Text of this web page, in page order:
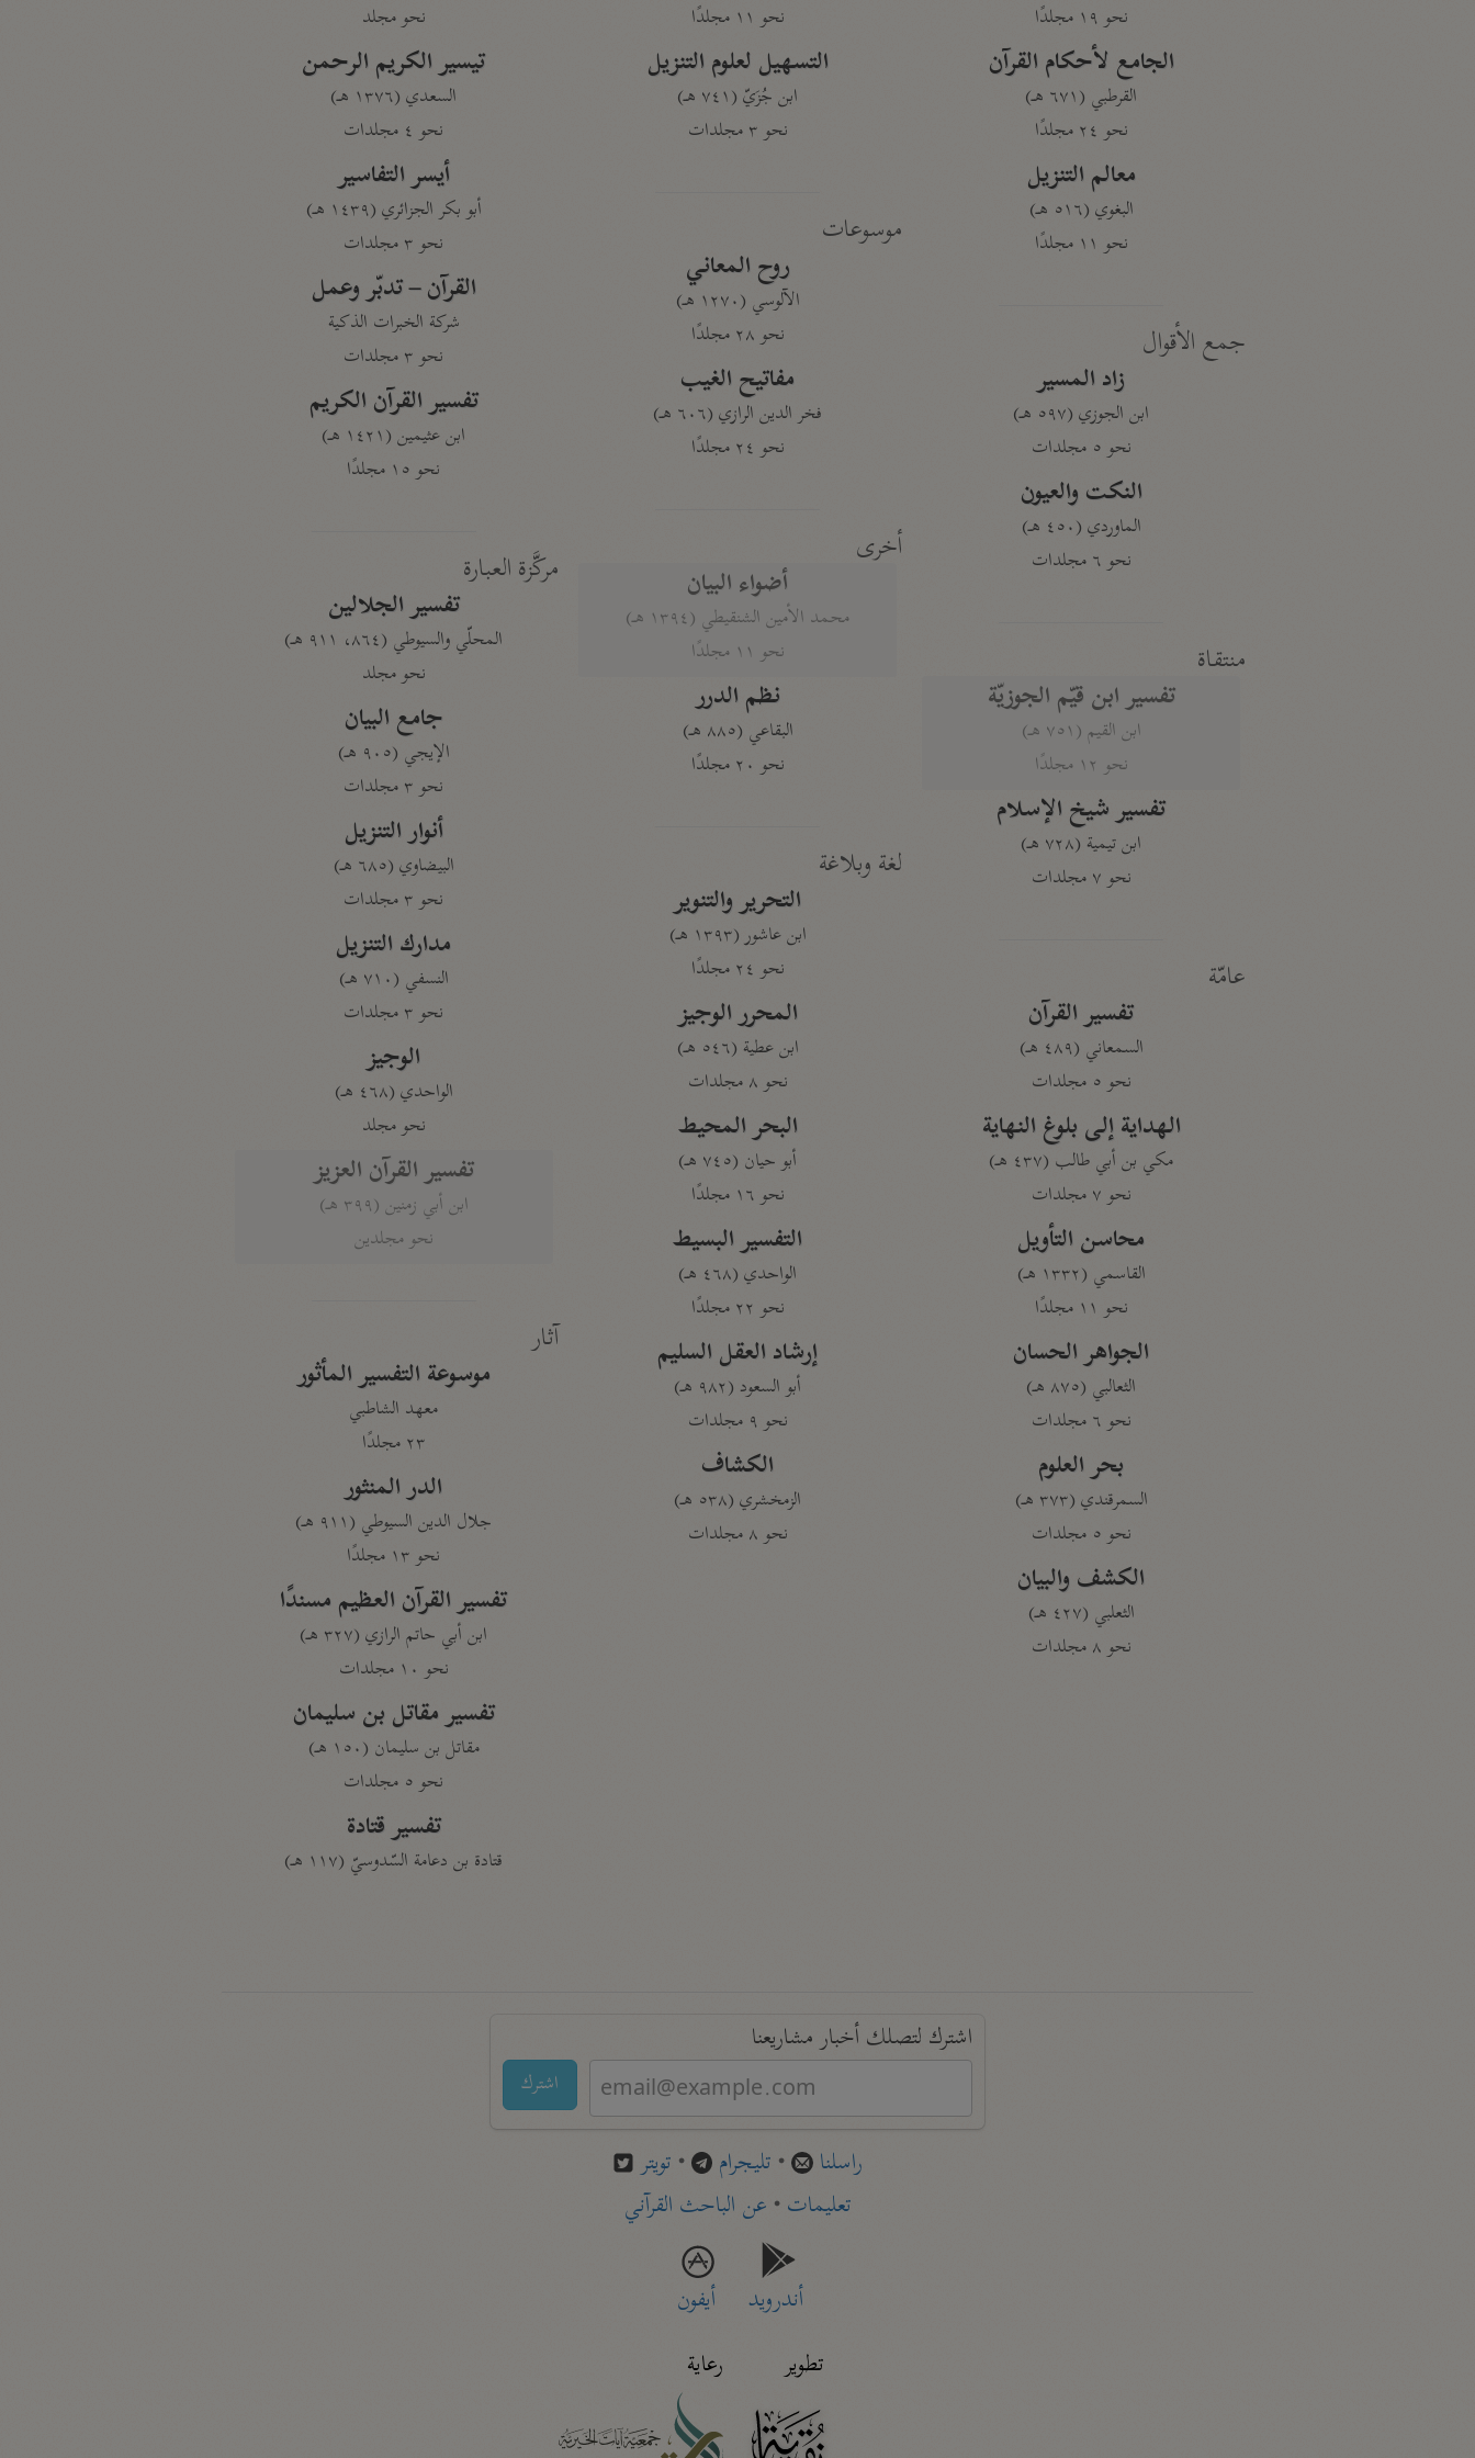
نحو ١٩ مجلدًا
الجامع لأحكام القرآن
القرطبي (٦٧١ هـ)
نحو ٢٤ مجلدًا
معالم التنزيل
البغوي (٥١٦ هـ)
نحو ١١ مجلدًا
جمع الأقوال
زاد المسير
ابن الجوزي (٥٩٧ هـ)
نحو ٥ مجلدات
النكت والعيون
الماوردي (٤٥٠ هـ)
نحو ٦ مجلدات
منتقاة
تفسير ابن قيّم الجوزيّة
ابن القيم (٧٥١ هـ)
نحو ١٢ مجلدًا
تفسير شيخ الإسلام
ابن تيمية (٧٢٨ هـ)
نحو ٧ مجلدات
عامّة
تفسير القرآن
السمعاني (٤٨٩ هـ)
نحو ٥ مجلدات
الهداية إلى بلوغ النهاية
مكي بن أبي طالب (٤٣٧ هـ)
نحو ٧ مجلدات
محاسن التأويل
القاسمي (١٣٣٢ هـ)
نحو ١١ مجلدًا
الجواهر الحسان
الثعالبي (٨٧٥ هـ)
نحو ٦ مجلدات
بحر العلوم
السمرقندي (٣٧٣ هـ)
نحو ٥ مجلدات
الكشف والبيان
الثعلبي (٤٢٧ هـ)
نحو ٨ مجلدات
نحو ١١ مجلدًا
التسهيل لعلوم التنزيل
ابن جُزَيّ (٧٤١ هـ)
نحو ٣ مجلدات
موسوعات
روح المعاني
الآلوسي (١٢٧٠ هـ)
نحو ٢٨ مجلدًا
مفاتيح الغيب
فخر الدين الرازي (٦٠٦ هـ)
نحو ٢٤ مجلدًا
أخرى
أضواء البيان
محمد الأمين الشنقيطي (١٣٩٤ هـ)
نحو ١١ مجلدًا
نظم الدرر
البقاعي (٨٨٥ هـ)
نحو ٢٠ مجلدًا
لغة وبلاغة
التحرير والتنوير
ابن عاشور (١٣٩٣ هـ)
نحو ٢٤ مجلدًا
المحرر الوجيز
ابن عطية (٥٤٦ هـ)
نحو ٨ مجلدات
البحر المحيط
أبو حيان (٧٤٥ هـ)
نحو ١٦ مجلدًا
التفسير البسيط
الواحدي (٤٦٨ هـ)
نحو ٢٢ مجلدًا
إرشاد العقل السليم
أبو السعود (٩٨٢ هـ)
نحو ٩ مجلدات
الكشاف
الزمخشري (٥٣٨ هـ)
نحو ٨ مجلدات
نحو مجلد
تيسير الكريم الرحمن
السعدي (١٣٧٦ هـ)
نحو ٤ مجلدات
أيسر التفاسير
أبو بكر الجزائري (١٤٣٩ هـ)
نحو ٣ مجلدات
القرآن – تدبّر وعمل
شركة الخبرات الذكية
نحو ٣ مجلدات
تفسير القرآن الكريم
ابن عثيمين (١٤٢١ هـ)
نحو ١٥ مجلدًا
مركَّزة العبارة
تفسير الجلالين
المحلّي والسيوطي (٨٦٤، ٩١١ هـ)
نحو مجلد
جامع البيان
الإيجي (٩٠٥ هـ)
نحو ٣ مجلدات
أنوار التنزيل
البيضاوي (٦٨٥ هـ)
نحو ٣ مجلدات
مدارك التنزيل
النسفي (٧١٠ هـ)
نحو ٣ مجلدات
الوجيز
الواحدي (٤٦٨ هـ)
نحو مجلد
تفسير القرآن العزيز
ابن أبي زمنين (٣٩٩ هـ)
نحو مجلدين
آثار
موسوعة التفسير المأثور
معهد الشاطبي
٢٣ مجلدًا
الدر المنثور
جلال الدين السيوطي (٩١١ هـ)
نحو ١٣ مجلدًا
تفسير القرآن العظيم مسندًا
ابن أبي حاتم الرازي (٣٢٧ هـ)
نحو ١٠ مجلدات
تفسير مقاتل بن سليمان
مقاتل بن سليمان (١٥٠ هـ)
نحو ٥ مجلدات
تفسير قتادة
قتادة بن دعامة السّدوسيّ (١١٧ هـ)
اشترك لتصلك أخبار مشاريعنا
اشترك
راسلنا • تليجرام • تويتر
تعليمات• عن الباحث القرآني
أندرويد
أيفون
تطوير
رعاية